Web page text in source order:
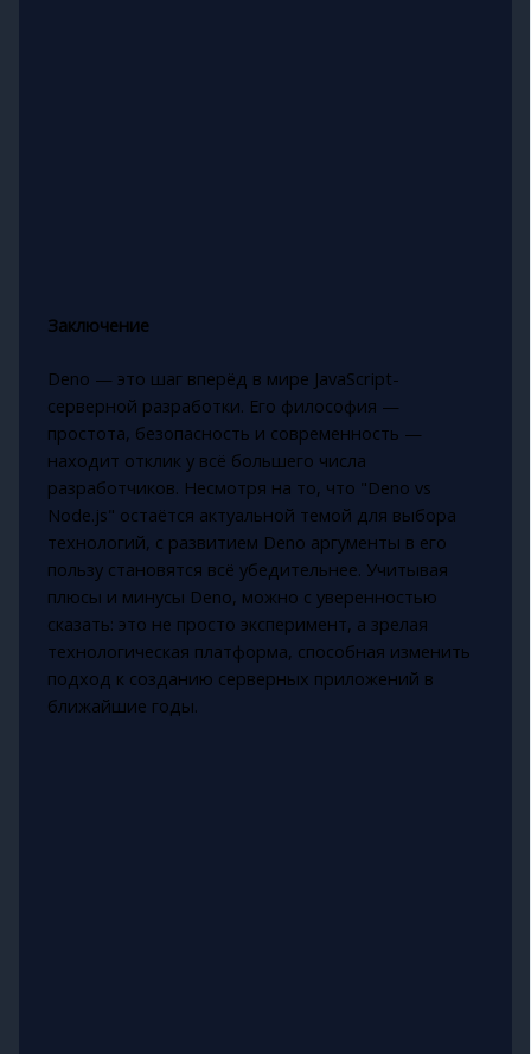
Заключение
Deno — это шаг вперёд в мире JavaScript-
серверной разработки. Его философия —
простота, безопасность и современность —
находит отклик у всё большего числа
разработчиков. Несмотря на то, что "Deno vs
Node.js" остаётся актуальной темой для выбора
технологий, с развитием Deno аргументы в его
пользу становятся всё убедительнее. Учитывая
плюсы и минусы Deno, можно с уверенностью
сказать: это не просто эксперимент, а зрелая
технологическая платформа, способная изменить
подход к созданию серверных приложений в
ближайшие годы.